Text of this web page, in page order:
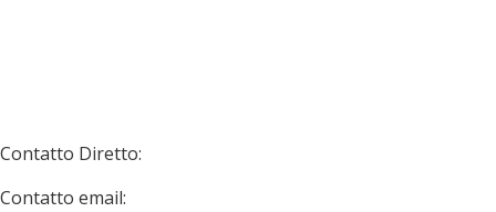
Contatto Diretto:
Contatto email: